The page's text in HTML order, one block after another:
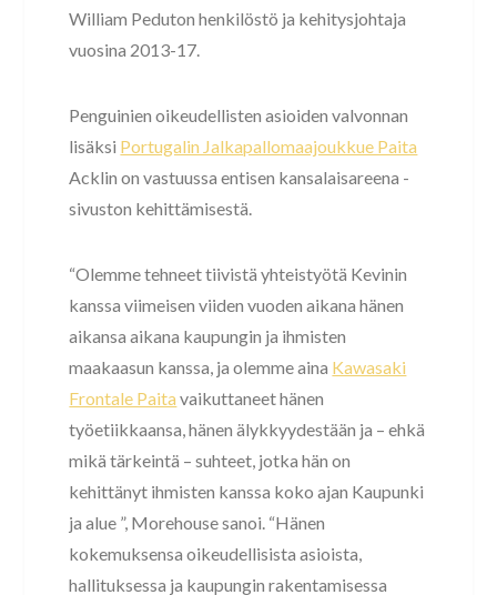
William Peduton henkilöstö ja kehitysjohtaja
vuosina 2013-17.
Penguinien oikeudellisten asioiden valvonnan
lisäksi Portugalin Jalkapallomaajoukkue Paita
Acklin on vastuussa entisen kansalaisareena -
sivuston kehittämisestä.
“Olemme tehneet tiivistä yhteistyötä Kevinin
kanssa viimeisen viiden vuoden aikana hänen
aikansa aikana kaupungin ja ihmisten
maakaasun kanssa, ja olemme aina Kawasaki
Frontale Paita vaikuttaneet hänen
työetiikkaansa, hänen älykkyydestään ja – ehkä
mikä tärkeintä – suhteet, jotka hän on
kehittänyt ihmisten kanssa koko ajan Kaupunki
ja alue ”, Morehouse sanoi. “Hänen
kokemuksensa oikeudellisista asioista,
hallituksessa ja kaupungin rakentamisessa